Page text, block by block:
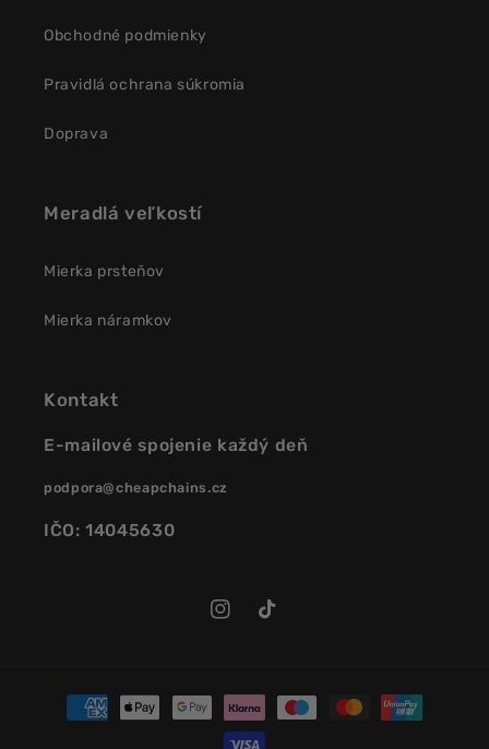
Obchodné podmienky
Pravidlá ochrana súkromia
Doprava
Meradlá veľkostí
Mierka prsteňov
Mierka náramkov
Kontakt
E-mailové spojenie každý deň
podpora@cheapchains.cz
IČO: 14045630
InstagramTikTok
Platobné
metódy